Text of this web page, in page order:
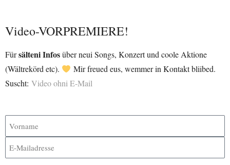
Video-VORPREMIERE!
Fürsälteni Infosüber neui Songs, Konzert und coole Aktione
(Wältrekörd etc).
Mir freued eus, wemmer in Kontakt bliibed.
Suscht: Video ohni E-Mail